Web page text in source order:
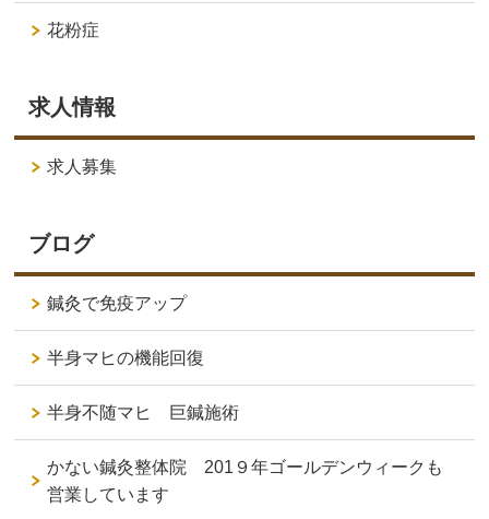
花粉症
求人情報
求人募集
ブログ
鍼灸で免疫アップ
半身マヒの機能回復
半身不随マヒ 巨鍼施術
かない鍼灸整体院 201９年ゴールデンウィークも
営業しています